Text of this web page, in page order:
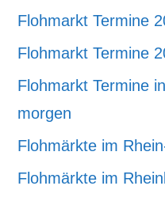
Flohmarkt Termine
Flohmarkt Termine
Flohmarkt Termine
morgen
Flohmärkte im
Flohmärkte im